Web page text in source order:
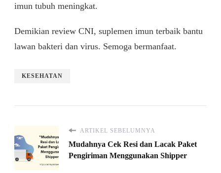
imun tubuh meningkat.
Demikian review CNI, suplemen imun terbaik bantu
lawan bakteri dan virus. Semoga bermanfaat.
KESEHATAN
ARTIKEL SEBELUMNYA
Mudahnya Cek Resi dan Lacak Paket
Pengiriman Menggunakan Shipper